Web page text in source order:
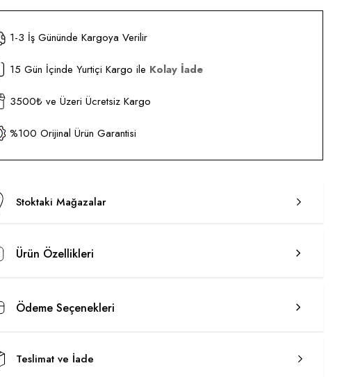
1-3 İş Gününde Kargoya Verilir
15 Gün İçinde Yurtiçi Kargo ile Kolay İade
3500₺ ve Üzeri Ücretsiz Kargo
%100 Orijinal Ürün Garantisi
Stoktaki Mağazalar
Ürün Özellikleri
Ödeme Seçenekleri
Teslimat ve İade